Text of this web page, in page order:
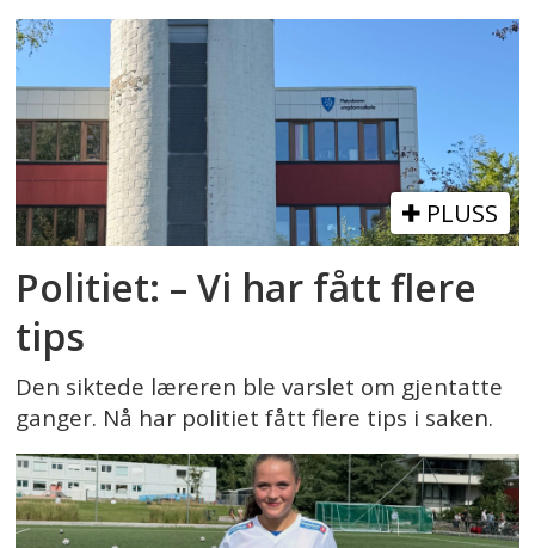
PLUSS
Politiet: – Vi har fått flere
tips
Den siktede læreren ble varslet om gjentatte
ganger. Nå har politiet fått flere tips i saken.